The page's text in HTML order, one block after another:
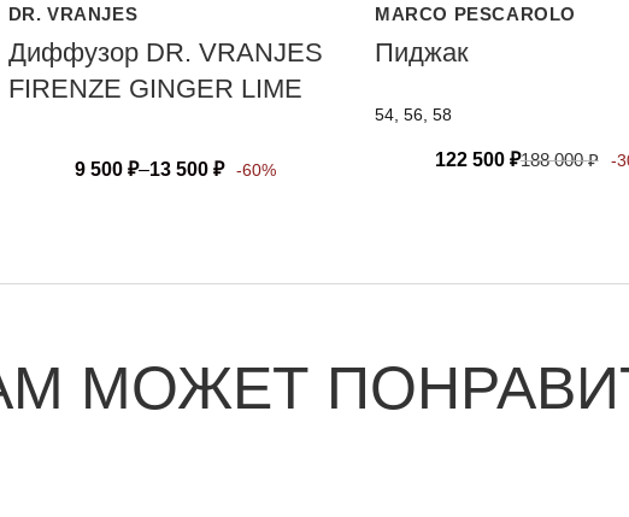
DR. VRANJES
Диффузор DR. VRANJES
FIRENZE GINGER LIME
9 500₽–13 500₽ -60%
MARCO PESCAROLO
Пиджак
54, 56, 58
122 500 ₽188 000₽ -
МОЖЕТ